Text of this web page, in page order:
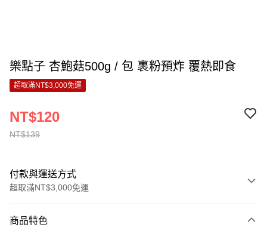
樂點子 杏鮑菇500g / 包 裹粉預炸 覆熱即食
超取滿NT$3,000免運
NT$139
NT$120
付款與運送方式
超取滿NT$3,000免運
信用卡一次付款
商品特色